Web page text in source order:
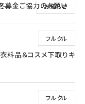
お知らせ
募金ご協力のお願い
フルクル
衣料品＆コスメ下取りキ
フルクル